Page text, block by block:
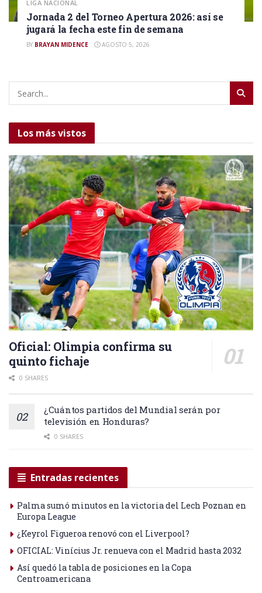
LIGA NACIONAL
Jornada 2 del Torneo Apertura 2026: así se
jugará la fecha este fin de semana
BY BRAYAN MIDENCE AGOSTO 5, 2026
Los más vistos
Oficial: Olimpia confirma su
quinto fichaje
0 SHARES
¿Cuántos partidos del Mundial serán por
televisión en Honduras?
0 SHARES
Entradas recientes
Palma sumó minutos en la victoria del Lech Poznan en
Europa League
¿Keyrol Figueroa renovó con el Liverpool?
OFICIAL: Vinícius Jr. renueva con el Madrid hasta 2032
Así quedó la tabla de posiciones en la Copa
Centroamericana